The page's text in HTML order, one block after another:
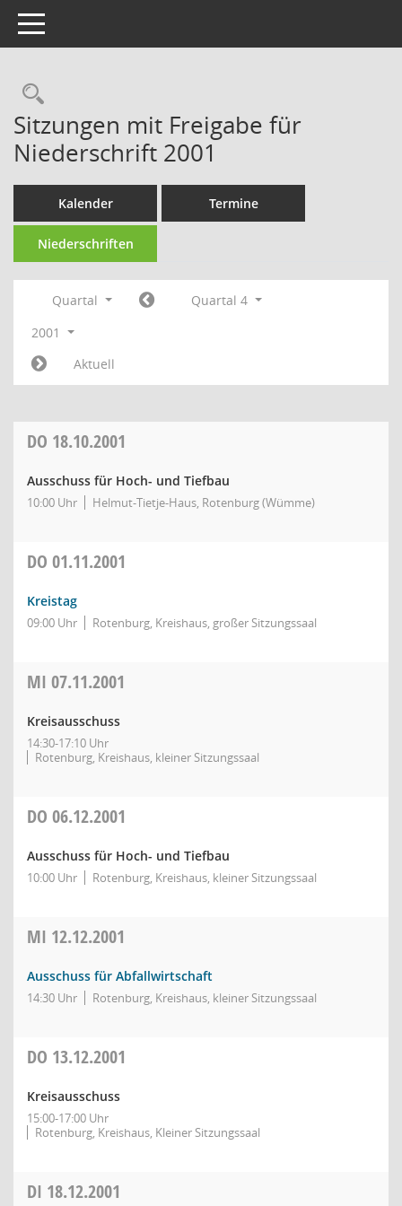
Toggle navigation
Rechercheauswahl
Sitzungen mit Freigabe für
Niederschrift 2001
Kalender Termine
Niederschriften
Quartal
Quartal 4
2001
Aktuell
DO 18.10.2001
Ausschuss für Hoch- und Tiefbau
10:00 Uhr Helmut-Tietje-Haus, Rotenburg (Wümme)
DO 01.11.2001
Kreistag
09:00 Uhr Rotenburg, Kreishaus, großer Sitzungssaal
MI 07.11.2001
Kreisausschuss
14:30-17:10 Uhr
Rotenburg, Kreishaus, kleiner Sitzungssaal
DO 06.12.2001
Ausschuss für Hoch- und Tiefbau
10:00 Uhr Rotenburg, Kreishaus, kleiner Sitzungssaal
MI 12.12.2001
Ausschuss für Abfallwirtschaft
14:30 Uhr Rotenburg, Kreishaus, kleiner Sitzungssaal
DO 13.12.2001
Kreisausschuss
15:00-17:00 Uhr
Rotenburg, Kreishaus, Kleiner Sitzungssaal
DI 18.12.2001